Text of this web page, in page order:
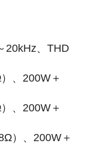
20kHz、THD
、200W＋
、200W＋
）、200W＋